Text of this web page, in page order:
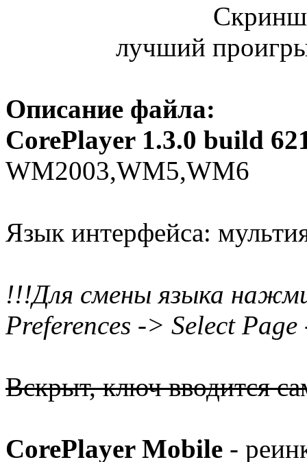
лучший
Описание файла:
CorePlayer 1.3.0 build
WM2003,WM5,WM6
Язык интерфейса:
!!!Для смены языка
Preferences -> Select
Вскрыт, ключ вводится
CorePlayer Mobile -